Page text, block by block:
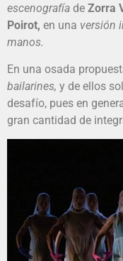
escenografía de Zorra
Poirot, en una versión
manos.
En una osada
bailarines, y de ellos
desafío, pues en
gran cantidad de